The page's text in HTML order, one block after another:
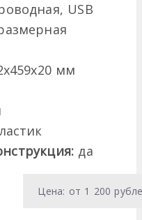
USB
мм
да
Цена: от 1 200